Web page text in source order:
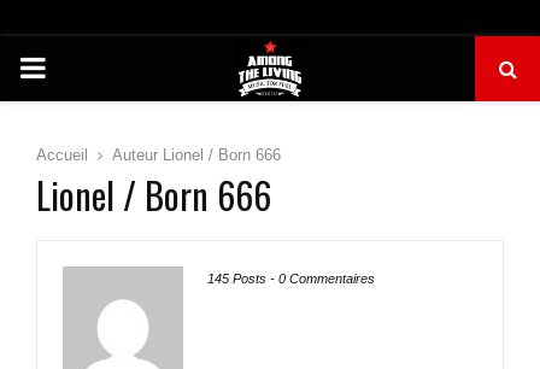
PRIMARY
Accueil Auteur Lionel / Born 666
Lionel / Born 666
145 Posts - 0 Commentaires